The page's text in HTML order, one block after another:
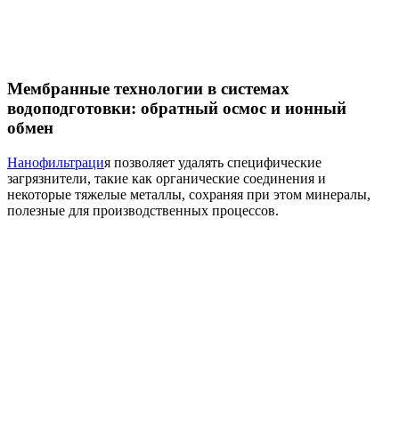
Мембранные технологии в системах
водоподготовки: обратный осмос и ионный
обмен
Нанофильтрация позволяет удалять специфические
загрязнители, такие как органические соединения и
некоторые тяжелые металлы, сохраняя при этом минералы,
полезные для производственных процессов.